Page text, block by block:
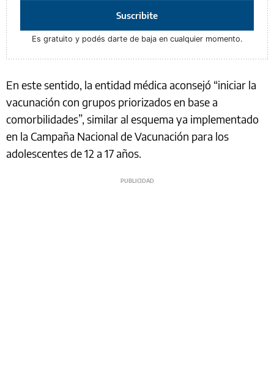
Suscribite
Es gratuito y podés darte de baja en cualquier momento.
En este sentido, la entidad médica aconsejó “iniciar la
vacunación con grupos priorizados en base a
comorbilidades”, similar al esquema ya implementado
en la Campaña Nacional de Vacunación para los
adolescentes de 12 a 17 años.